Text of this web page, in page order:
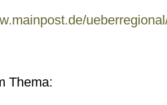
Thema: